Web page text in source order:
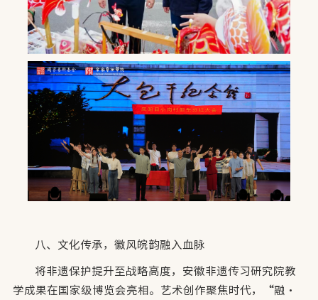
八、文化传承，徽风皖韵融入血脉
将非遗保护提升至战略高度，安徽非遗传习研究院教
学成果在国家级博览会亮相。艺术创作聚焦时代，“融·